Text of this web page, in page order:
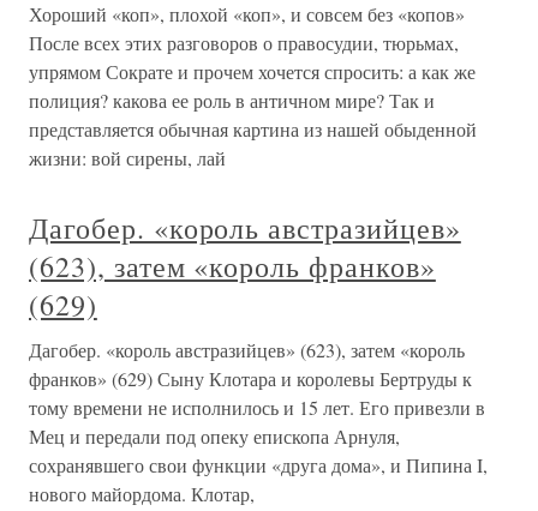
Хороший «коп», плохой «коп», и совсем без «копов»
После всех этих разговоров о правосудии, тюрьмах,
упрямом Сократе и прочем хочется спросить: а как же
полиция? какова ее роль в античном мире? Так и
представляется обычная картина из нашей обыденной
жизни: вой сирены, лай
Дагобер. «король австразийцев»
(623), затем «король франков»
(629)
Дагобер. «король австразийцев» (623), затем «король
франков» (629) Сыну Клотара и королевы Бертруды к
тому времени не исполнилось и 15 лет. Его привезли в
Мец и передали под опеку епископа Арнуля,
сохранявшего свои функции «друга дома», и Пипина I,
нового майордома. Клотар,